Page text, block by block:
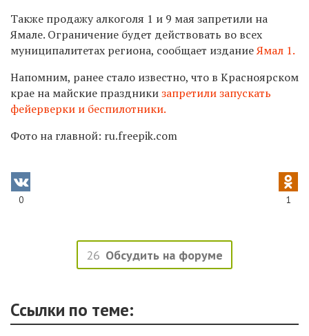
Также продажу алкоголя 1 и 9 мая запретили на
Ямале. Ограничение будет действовать во всех
муниципалитетах региона, сообщает изданиеЯмал 1.
Напомним, ранее стало известно, что в Красноярском
крае на майские праздникизапретили запускать
фейерверки и беспилотники.
Фото на главной: ru.freepik.com
0 1
26 Обсудить на форуме
Ссылки по теме: